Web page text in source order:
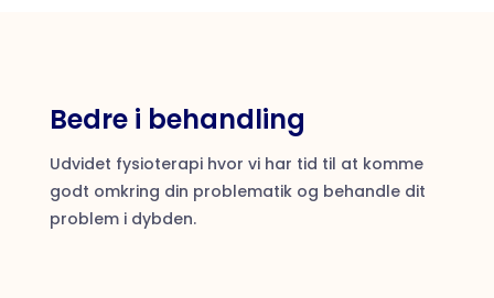
Bedre i behandling
Udvidet fysioterapi hvor vi har tid til at komme
godt omkring din problematik og behandle dit
problem i dybden.